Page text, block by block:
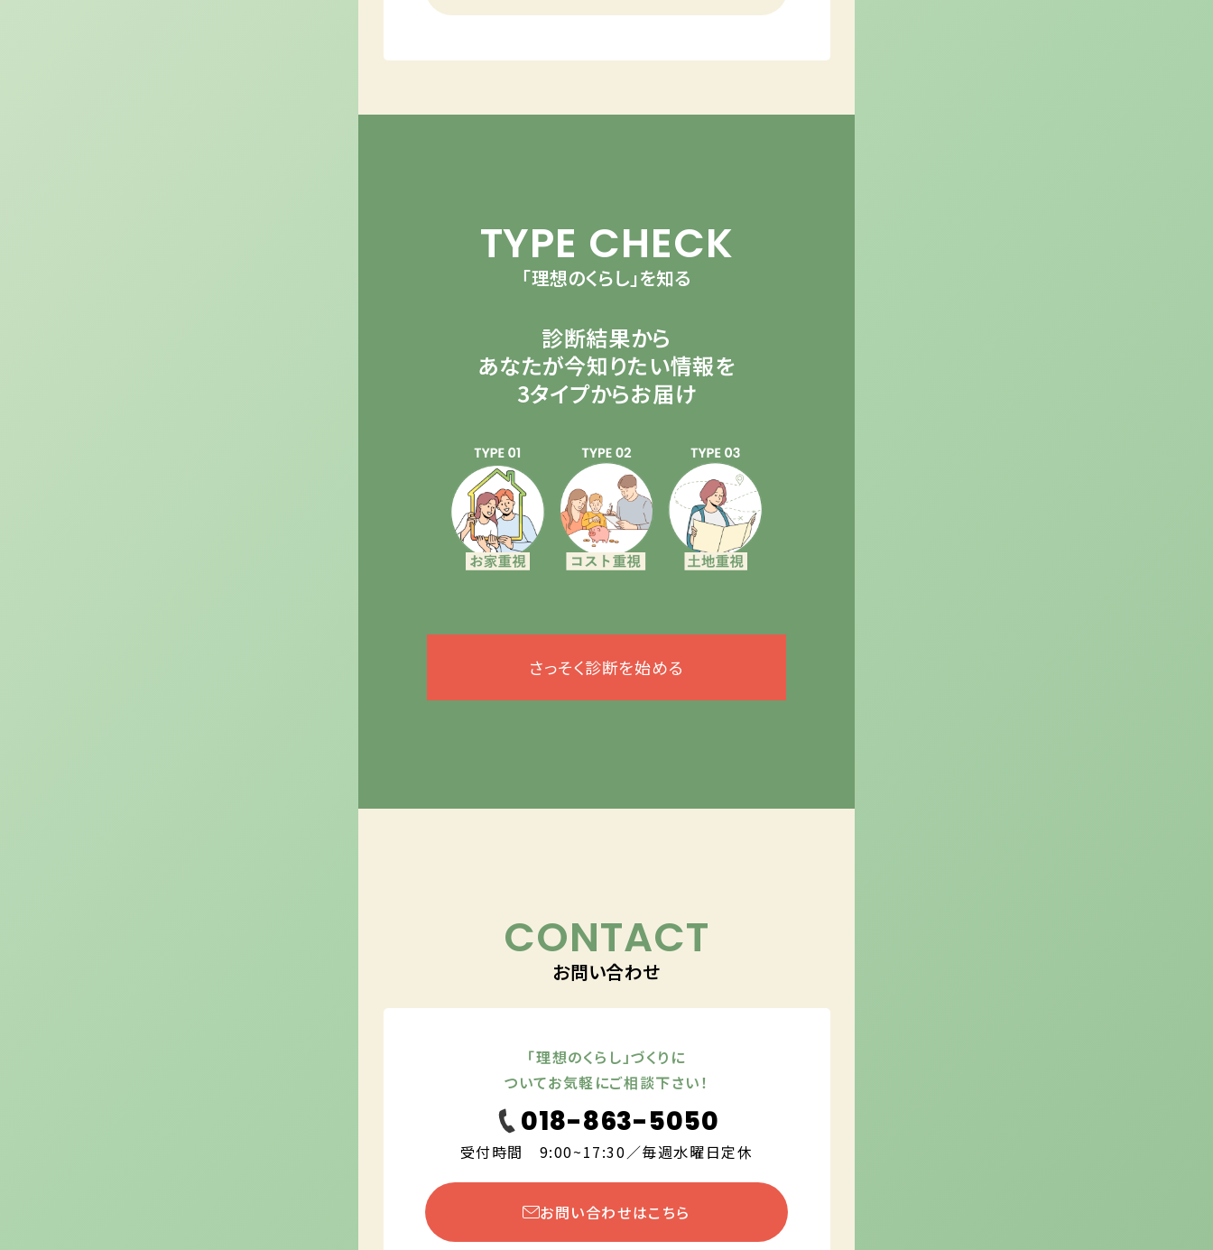
TYPE CHECK
「理想のくらし」を知る
診断結果から
あなたが今知りたい情報を
3タイプからお届け
さっそく診断を始める
CONTACT
お問い合わせ
「理想のくらし」づくりに
ついてお気軽にご相談下さい！
018-863-5050
受付時間 9:00~17:30／毎週水曜日定休
お問い合わせはこちら